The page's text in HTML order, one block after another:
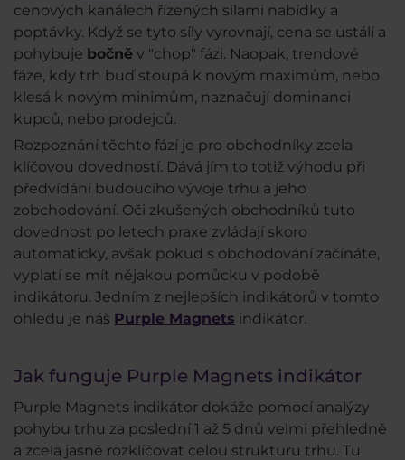
cenových kanálech řízených silami nabídky a
poptávky. Když se tyto síly vyrovnají, cena se ustálí a
pohybuje bočně v "chop" fázi. Naopak, trendové
fáze, kdy trh buď stoupá k novým maximům, nebo
klesá k novým minimům, naznačují dominanci
kupců, nebo prodejců.
Rozpoznání těchto fází je pro obchodníky zcela
klíčovou dovedností. Dává jím to totiž výhodu při
předvídání budoucího vývoje trhu a jeho
zobchodování. Oči zkušených obchodníků tuto
dovednost po letech praxe zvládají skoro
automaticky, avšak pokud s obchodování začínáte,
vyplatí se mít nějakou pomůcku v podobě
indikátoru. Jedním z nejlepších indikátorů v tomto
ohledu je náš Purple Magnets indikátor.
Jak funguje Purple Magnets indikátor
Purple Magnets indikátor dokáže pomocí analýzy
pohybu trhu za poslední 1 až 5 dnů velmi přehledně
a zcela jasně rozklíčovat celou strukturu trhu. Tu